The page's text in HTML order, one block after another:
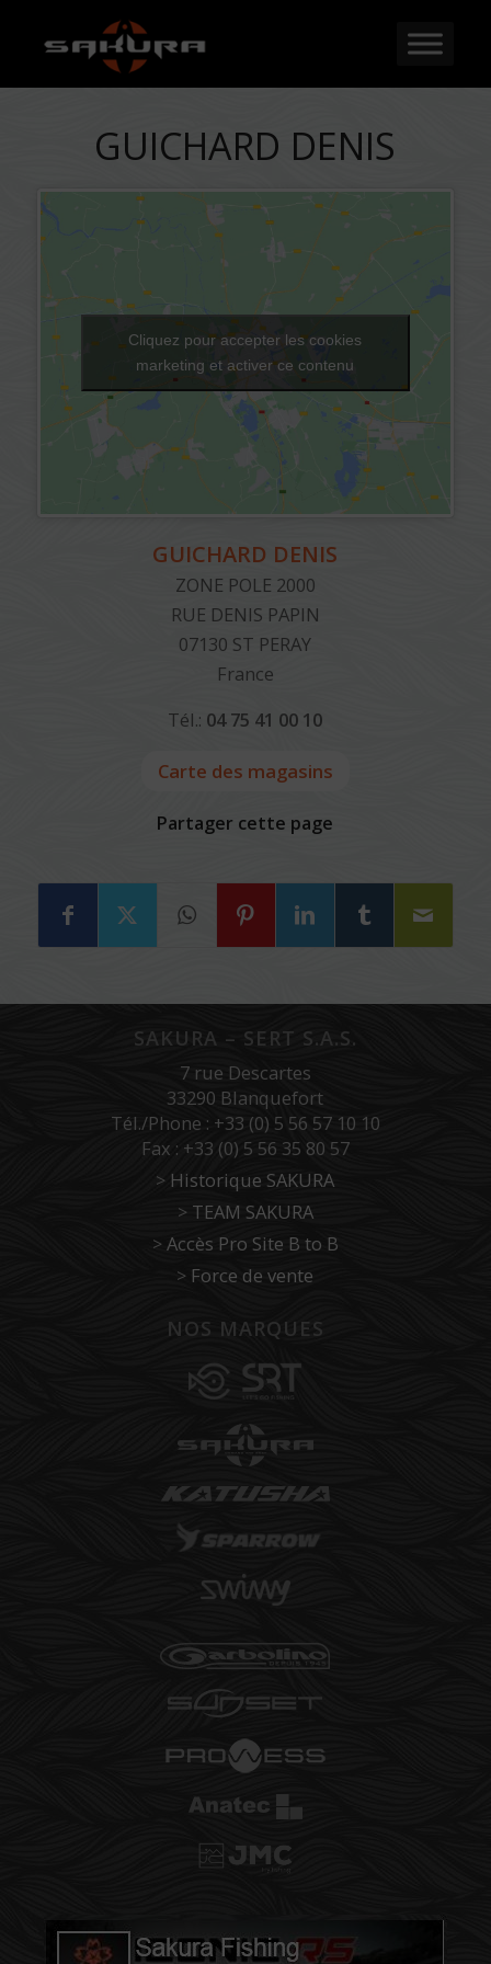
GUICHARD DENIS
Cliquez pour accepter les cookies
marketing et activer ce contenu
GUICHARD DENIS
ZONE POLE 2000
RUE DENIS PAPIN
07130 ST PERAY
France
Tél.: 04 75 41 00 10
Carte des magasins
Partager cette page
SAKURA – SERT S.A.S.
7 rue Descartes
33290 Blanquefort
Tél./Phone : +33 (0) 5 56 57 10 10
Fax : +33 (0) 5 56 35 80 57
> Historique SAKURA
> TEAM SAKURA
> Accès Pro Site B to B
> Force de vente
NOS MARQUES